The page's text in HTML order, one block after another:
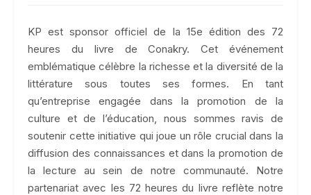
KP est sponsor officiel de la 15e édition des 72
heures du livre de Conakry. Cet événement
emblématique célèbre la richesse et la diversité de la
littérature sous toutes ses formes. En tant
qu’entreprise engagée dans la promotion de la
culture et de l’éducation, nous sommes ravis de
soutenir cette initiative qui joue un rôle crucial dans la
diffusion des connaissances et dans la promotion de
la lecture au sein de notre communauté. Notre
partenariat avec les 72 heures du livre reflète notre